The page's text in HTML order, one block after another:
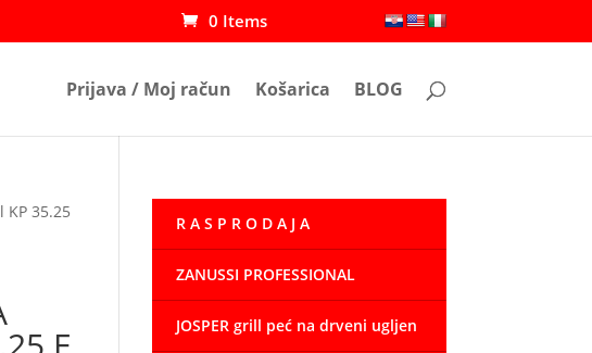
0 Items
Prijava / Moj račun Košarica BLOG
KP 35.25
R A S P R O D A J A
ZANUSSI PROFESSIONAL
JOSPER grill peć na drveni ugljen